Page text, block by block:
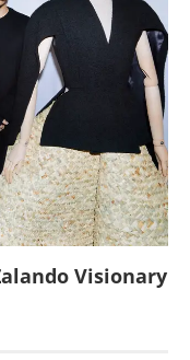
Visionary